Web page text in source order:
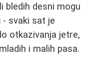
bledih desni mogu
- svaki sat je
otkazivanja jetre,
i malih pasa.